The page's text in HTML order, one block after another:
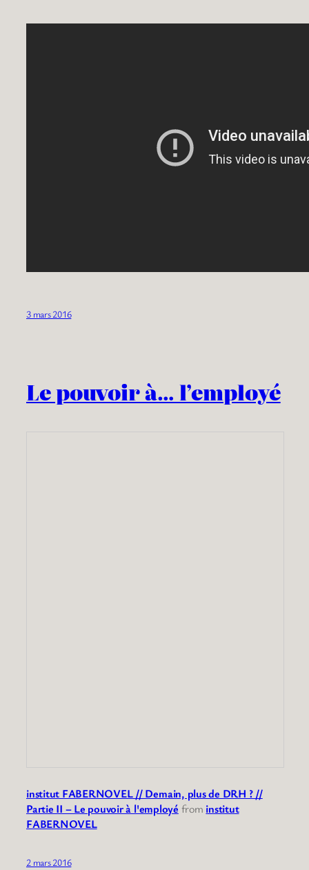
3 mars 2016
Le pouvoir à… l’employé
institut FABERNOVEL // Demain, plus de DRH ? //
Partie II – Le pouvoir à l'employé from institut
FABERNOVEL
2 mars 2016